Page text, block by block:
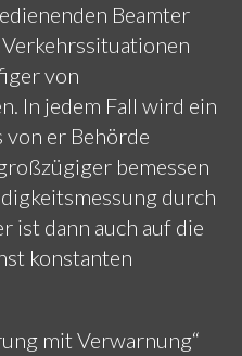
Beamter
von
In jedem Fall wird ein
er Behörde
bemessen
durch
ist dann auch auf die
konstanten
mit Verwarnung“